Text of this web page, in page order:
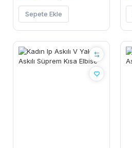
Sepete Ekle